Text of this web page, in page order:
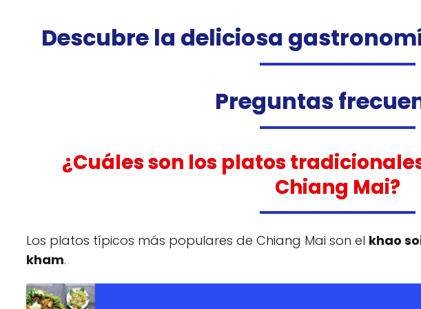
Descubre la deliciosa
Preguntas
¿Cuáles son los platos
Chiang Mai?
Los platos típicos más populares de Chiang Mai son el khao
kham.